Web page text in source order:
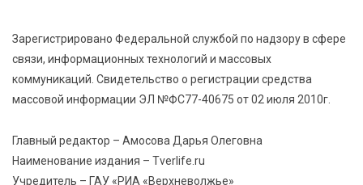
ленту по мотивам басни «Карась»
6 Авг 2026 13:38 412
спортивной столицей России
Зарегистрировано Федеральной службой по надзору в сфере
связи, информационных технологий и массовых
коммуникаций. Свидетельство о регистрации средства
массовой информации ЭЛ №ФС77-40675 от 02 июля 2010г.
Главный редактор – Амосова Дарья Олеговна
Наименование издания – Tverlife.ru
Учредитель – ГАУ «РИА «Верхневолжье»